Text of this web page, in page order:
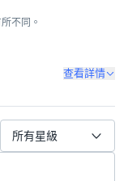
商品所載內容為準。如有疑
品包裝為準。
不同。
查看詳情
所有星級